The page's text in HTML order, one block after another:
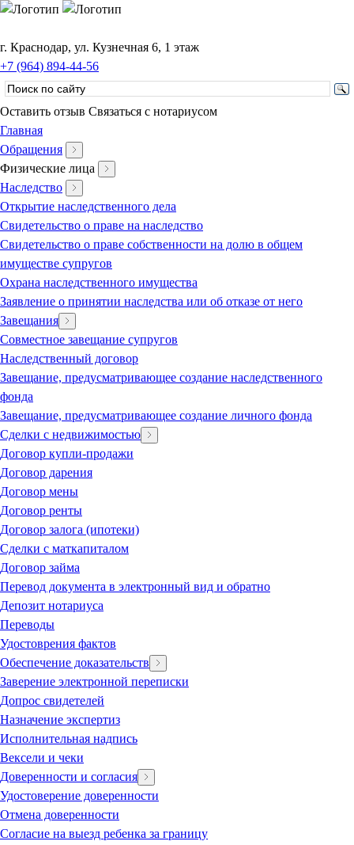
г. Краснодар, ул. Кузнечная 6, 1 этаж
+7 (964) 894-44-56
Оставить отзыв Связаться с нотариусом
Главная
Обращения
Физические лица
Наследство
Открытие наследственного дела
Свидетельство о праве на наследство
Свидетельство о праве собственности на долю в общем
имуществе супругов
Охрана наследственного имущества
Заявление о принятии наследства или об отказе от него
Завещания
Совместное завещание супругов
Наследственный договор
Завещание, предусматривающее создание наследственного
фонда
Завещание, предусматривающее создание личного фонда
Сделки с недвижимостью
Договор купли-продажи
Договор дарения
Договор мены
Договор ренты
Договор залога (ипотеки)
Сделки с маткапиталом
Договор займа
Перевод документа в электронный вид и обратно
Депозит нотариуса
Переводы
Удостоврения фактов
Обеспечение доказательств
Заверение электронной переписки
Допрос свидетелей
Назначение экспертиз
Исполнительная надпись
Вексели и чеки
Доверенности и согласия
Удостоверение доверенности
Отмена доверенности
Согласие на выезд ребенка за границу